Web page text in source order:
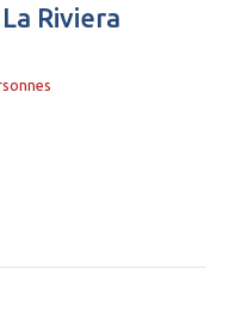
Riviera